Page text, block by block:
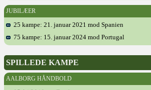
JUBILÆER
25 kampe: 21. januar 2021 mod Spanien
75 kampe: 15. januar 2024 mod Portugal
SPILLEDE KAMPE
AALBORG HÅNDBOLD